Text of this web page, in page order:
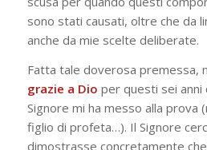
sono stati causati, oltre che da
anche da mie scelte deliberate.
Fatta tale doverosa premessa,
grazie a Dio per questi sei
Signore mi ha messo alla prova (
figlio di profeta…). Il Signore
dimostrasse concretamente